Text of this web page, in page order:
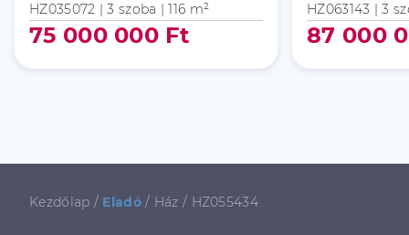
HZ035072 |3 szoba | 116 m²
75 000 000 Ft
HZ063143 |3
87 000
Kezdőlap / Eladó/ Ház / HZ055434